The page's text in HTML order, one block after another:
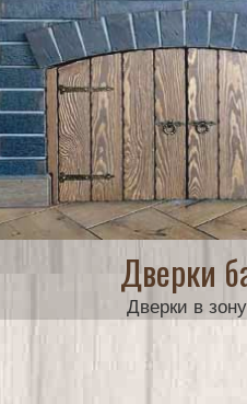
Дверки
Дверки в